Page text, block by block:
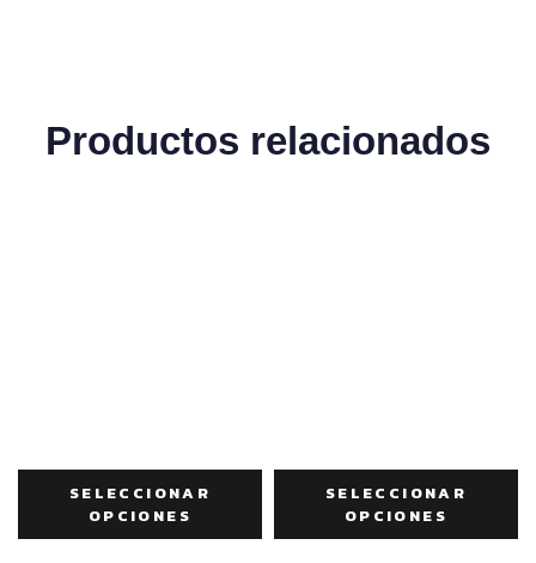
Productos relacionados
SELECCIONAR
OPCIONES
SELECCIONAR
OPCIONES